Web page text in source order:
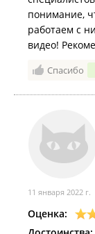
понимание,
работаем с
видео!
Спасибо
11 января 2022 г.
Оценка: